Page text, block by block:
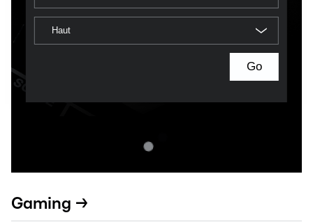
Haut
Go
Gaming →